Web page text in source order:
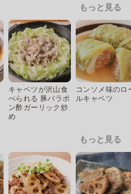
もっと見る
キャベツが沢山食
べられる 豚バラポ
ン酢ガーリック炒
め
コンソメ味のロ
ルキャベツ
もっと見る